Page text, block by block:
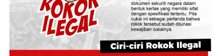
“Capaian ini menjadi bukti sinergi yang baik antara
Bulog, Pemerintah Kabupaten Jember, dan seluruh
pemangku kepentingan dalam mendukung
kesejahteraan petani sekaligus menjaga ketersediaan